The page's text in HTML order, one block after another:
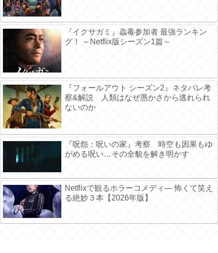
『イクサガミ』蟲毒参加者 最強ランキン
グ！ ～Netflix版シーズン1篇～
『フォールアウト シーズン2』ネタバレ考
察&解説 人類はなぜ愚かさから逃れられ
ないのか
『呪怨：呪いの家』考察 時空も因果もゆ
がめる呪い…その全貌を解き明かす
Netflixで観るホラーコメディ― 怖くて笑え
る絶妙３本【2026年版】